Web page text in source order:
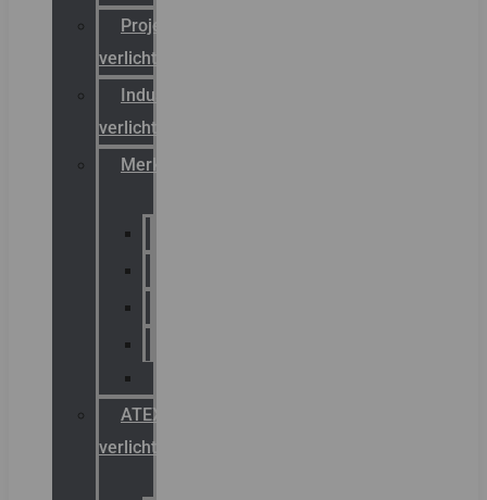
Projectreferenties
verlichting
Industriële
verlichting
Merken
ATEX
verlichting